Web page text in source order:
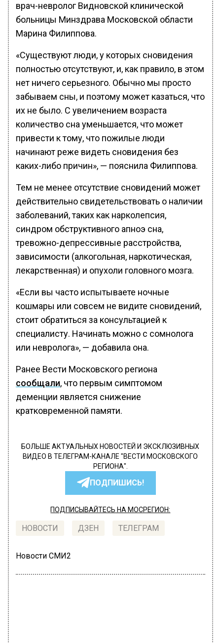
врач-невролог Видновской клинической
больницы Минздрава Московской области
Марина Филиппова.
«Существуют люди, у которых сновидения
полностью отсутствуют, и, как правило, в этом
нет ничего серьезного. Обычно мы просто
забываем сны, и поэтому может казаться, что
их не было. С увеличением возраста
количество сна уменьшается, что может
привести к тому, что пожилые люди
начинают реже видеть сновидения без
каких-либо причин», — пояснила Филиппова.
Тем не менее отсутствие сновидений может
действительно свидетельствовать о наличии
заболеваний, таких как нарколепсия,
синдром обструктивного апноэ сна,
тревожно-депрессивные расстройства,
зависимости (алкогольная, наркотическая,
лекарственная) и опухоли головного мозга.
«Если вы часто испытываете ночные
кошмары или совсем не видите сновидений,
стоит обратиться за консультацией к
специалисту. Начинать можно с сомнолога
или невролога», — добавила она.
Ранее Вести Московского региона
сообщали, что первым симптомом
деменции является снижение
кратковременной памяти.
БОЛЬШЕ АКТУАЛЬНЫХ НОВОСТЕЙ И ЭКСКЛЮЗИВНЫХ
ВИДЕО В ТЕЛЕГРАМ-КАНАЛЕ "ВЕСТИ МОСКОВСКОГО
РЕГИОНА".
ПОДПИШИСЬ!
ПОДПИСЫВАЙТЕСЬ НА МОСРЕГИОН:
НОВОСТИ ДЗЕН ТЕЛЕГРАМ
Новости СМИ2